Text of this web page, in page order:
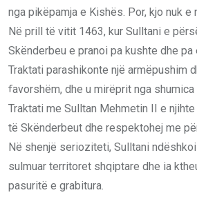
nga pikëpamja e Kishës. Por, kjo nuk e
Në prill të vitit 1463, kur Sulltani e
Skënderbeu e pranoi pa kushte dhe pa
Traktati parashikonte një armëpushim
ꬵavorshëm, dhe u mirëprit nga
Traktati me Sulltan Mehmetin II e
të Skënderbeut dhe respektohej me
Në shenjë serioziteti, Sulltani
sulmuar territoret shqiptare dhe ia
pasuritë e grabitura.